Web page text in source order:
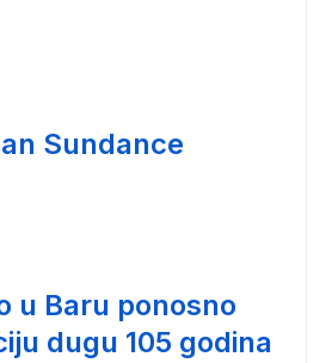
Sundance
u Baru ponosno
dugu 105 godina